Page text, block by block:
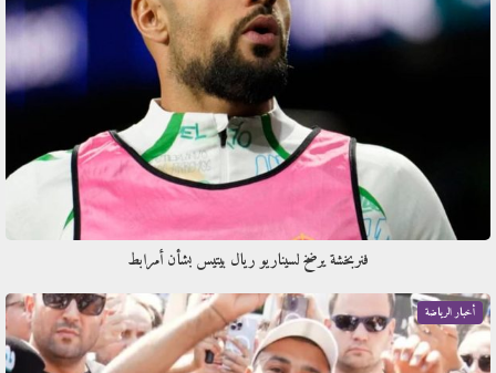
فنربخشة يرضخ لسيناريو ريال بيتيس بشأن أمرابط
أخبار الرياضة